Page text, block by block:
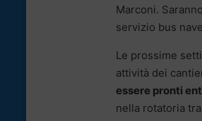
Marconi.
servizio bus
Le prossime
attività dei
essere pronti
nella rotatoria